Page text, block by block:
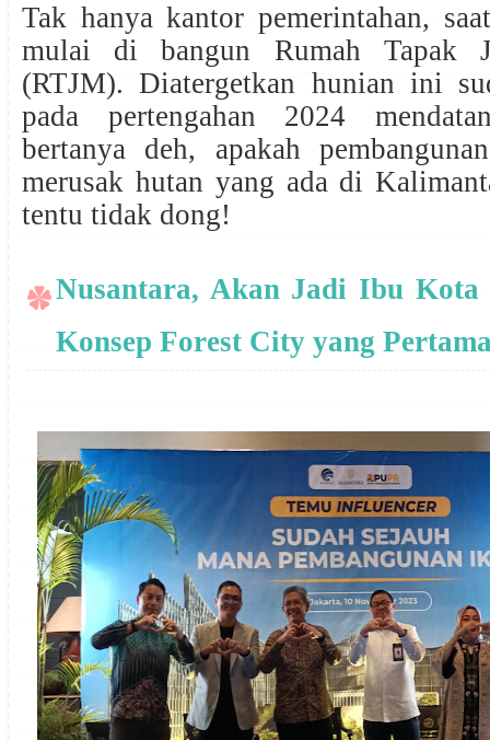
Tak hanya kantor pemerintahan,
mulai di bangun Rumah Tapak
(RTJM). Diatergetkan hunian ini
pada pertengahan 2024
bertanya deh, apakah
merusak hutan yang ada di
tentu tidak dong!
Nusantara, Akan Jadi Ibu Kota
Konsep Forest City yang